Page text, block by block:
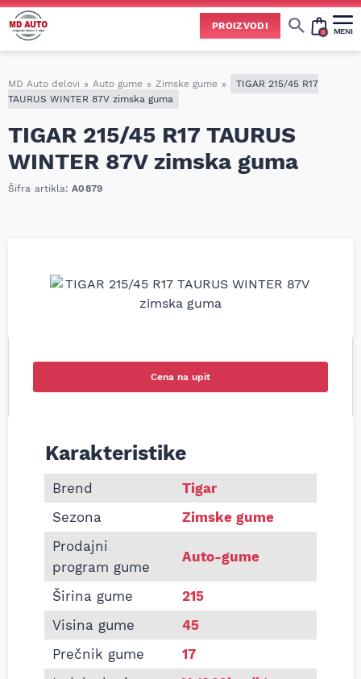
PROIZVODI MENI
MD Auto delovi » Auto gume » Zimske gume »
TIGAR 215/45 R17
TAURUS WINTER 87V zimska guma
TIGAR 215/45 R17 TAURUS
WINTER 87V zimska guma
Šifra artikla:A0879
Cena na upit
Informacije o TIGAR 215/45 R17 TAURUS WINTER
Karakteristike
Brend
Tigar
Sezona
Zimske gume
Prodajni
program gume
Auto-gume
Širina gume
215
Visina gume
45
Prečnik gume
17